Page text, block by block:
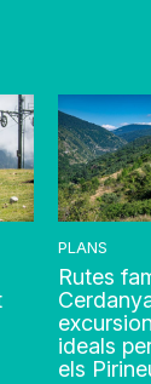
PLANS
Rutes
ideals
els